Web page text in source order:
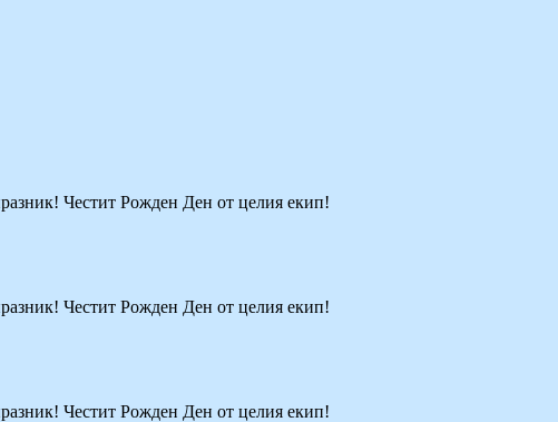
Честит Рожден Ден от целия екип!
Честит Рожден Ден от целия екип!
Честит Рожден Ден от целия екип!